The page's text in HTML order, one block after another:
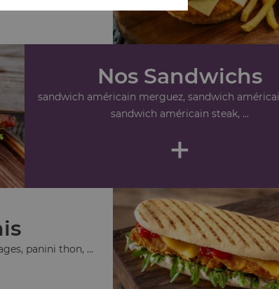
Nos Sandwichs
sandwich américain merguez, sandwich
sandwich américain steak, ...
+
panini thon, ...